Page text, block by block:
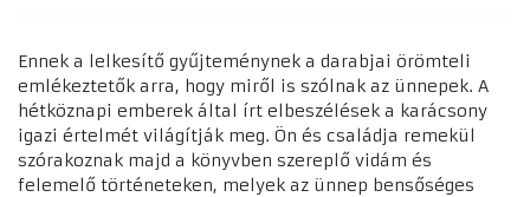
Ennek a lelkesítő gyűjteménynek a darabjai örömteli
emlékeztetők arra, hogy miről is szólnak az ünnepek. A
hétköznapi emberek által írt elbeszélések a karácsony
igazi értelmét világítják meg. Ön és családja remekül
szórakoznak majd a könyvben szereplő vidám és
felemelő történeteken, melyek az ünnep bensőséges